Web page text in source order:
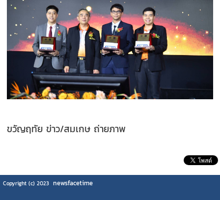
ขวัญฤทัย ข่าว/สมเกษ ถ่ายภาพ
Copyright (c) 2023 newsfacetime